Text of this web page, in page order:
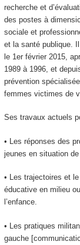
recherche et
des postes à
sociale et
et la santé publique.
le 1er février 2015,
1989 à 1996, et
prévention
femmes victimes de
Ses travaux actuels
• Les réponses des
jeunes en situation
• Les trajectoires et
éducative en milieu
l’enfance.
• Les pratiques
gauche